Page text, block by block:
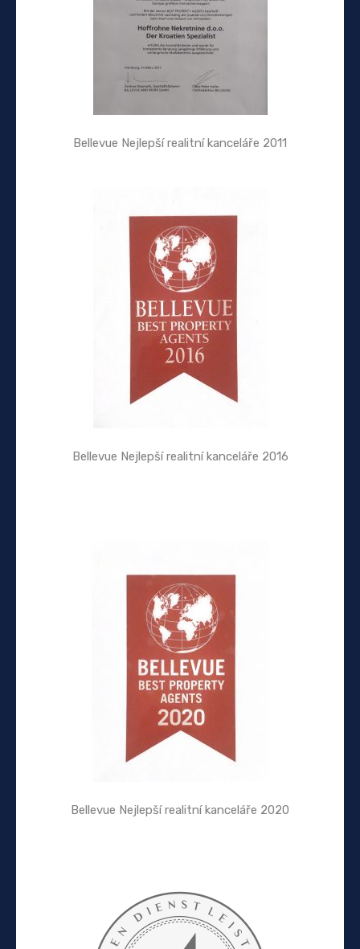
Bellevue Nejlepší realitní kanceláře 2011
Bellevue Nejlepší realitní kanceláře 2016
Bellevue Nejlepší realitní kanceláře 2020